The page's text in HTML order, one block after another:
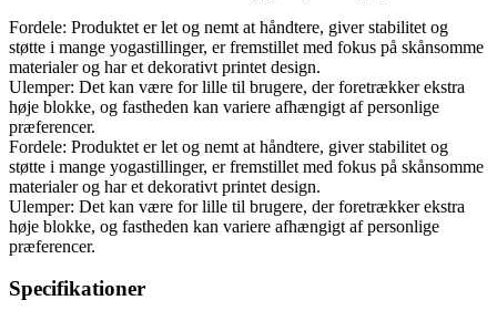
Fordele: Produktet er let og nemt at håndtere, giver stabilitet og
støtte i mange yogastillinger, er fremstillet med fokus på skånsomme
materialer og har et dekorativt printet design.
Ulemper: Det kan være for lille til brugere, der foretrækker ekstra
høje blokke, og fastheden kan variere afhængigt af personlige
præferencer.
Fordele: Produktet er let og nemt at håndtere, giver stabilitet og
støtte i mange yogastillinger, er fremstillet med fokus på skånsomme
materialer og har et dekorativt printet design.
Ulemper: Det kan være for lille til brugere, der foretrækker ekstra
høje blokke, og fastheden kan variere afhængigt af personlige
præferencer.
Specifikationer